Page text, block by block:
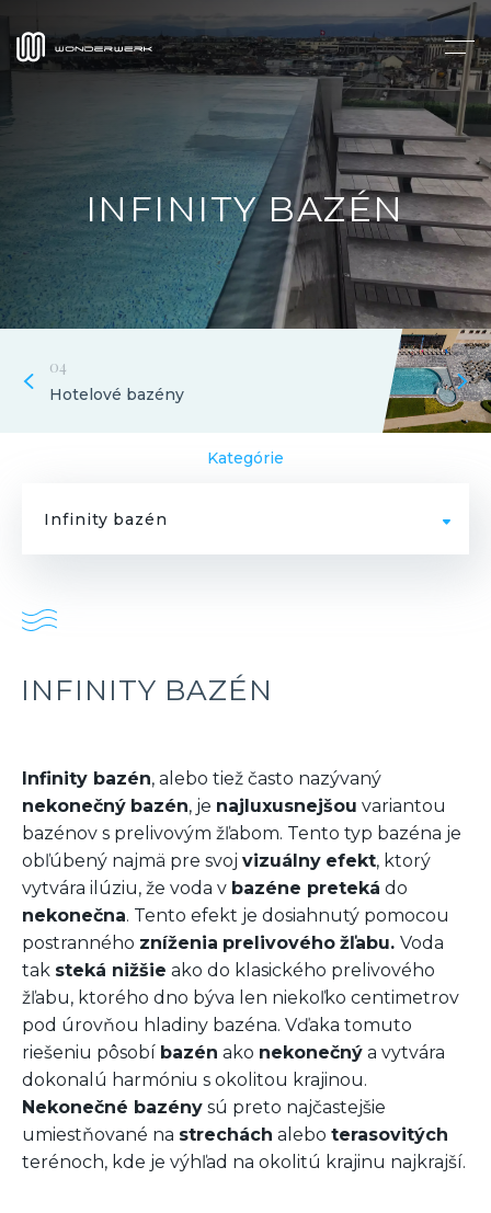
INFINITY BAZÉN
04
Hotelové bazény
Kategórie
Infinity bazén
INFINITY BAZÉN
Infinity bazén, alebo tiež často nazývaný
nekonečný bazén, je najluxusnejšou variantou
bazénov s prelivovým žľabom. Tento typ bazéna je
obľúbený najmä pre svoj vizuálny efekt, ktorý
vytvára ilúziu, že voda v bazéne preteká do
nekonečna. Tento efekt je dosiahnutý pomocou
postranného zníženia prelivového žľabu. Voda
tak steká nižšie ako do klasického prelivového
žľabu, ktorého dno býva len niekoľko centimetrov
pod úrovňou hladiny bazéna. Vďaka tomuto
riešeniu pôsobí bazén ako nekonečný a vytvára
dokonalú harmóniu s okolitou krajinou.
Nekonečné bazény sú preto najčastejšie
umiestňované na strechách alebo terasovitých
terénoch, kde je výhľad na okolitú krajinu najkrajší.